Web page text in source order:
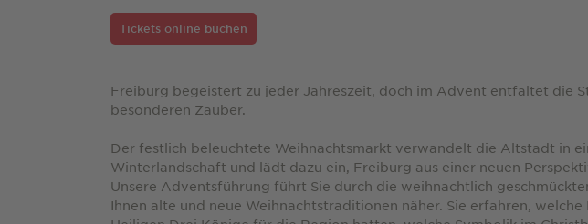
Tickets online buchen
Freiburg begeistert zu jeder Jahreszeit, doch im Advent entfaltet die
besonderen Zauber.
Der festlich beleuchtete Weihnachtsmarkt verwandelt die Altstadt in
Winterlandschaft und lädt dazu ein, Freiburg aus einer neuen
Unsere Adventsführung führt Sie durch die weihnachtlich
Ihnen alte und neue Weihnachtstraditionen näher. Sie erfahren,